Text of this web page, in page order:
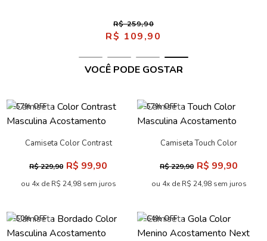
R$ 259,90
R$ 109,90
VOCÊ PODE GOSTAR
-57% OFF
Camiseta Color Contrast
R$ 229,90 R$ 99,90
ou 4x de R$ 24,98 sem juros
-57% OFF
Camiseta Touch Color
R$ 229,90 R$ 99,90
ou 4x de R$ 24,98 sem juros
-50% OFF -64% OFF